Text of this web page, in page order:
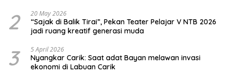
2 20 May 2026
“Sajak di Balik Tirai”, Pekan Teater Pelajar V NTB 2026
jadi ruang kreatif generasi muda
3 5 April 2026
Nyangkar Carik: Saat adat Bayan melawan invasi
ekonomi di Labuan Carik